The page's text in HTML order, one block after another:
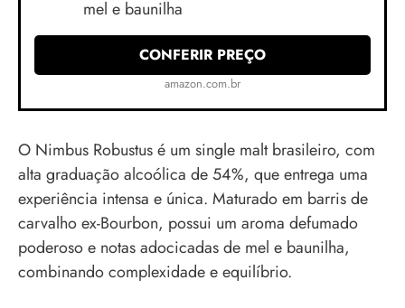
mel e baunilha
CONFERIR PREÇO
amazon.com.br
O Nimbus Robustus é um single malt brasileiro, com
alta graduação alcoólica de 54%, que entrega uma
experiência intensa e única. Maturado em barris de
carvalho ex-Bourbon, possui um aroma defumado
poderoso e notas adocicadas de mel e baunilha,
combinando complexidade e equilíbrio.